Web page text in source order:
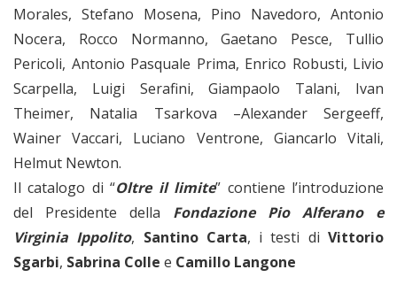
Morales, Stefano Mosena, Pino Navedoro, Antonio
Nocera, Rocco Normanno, Gaetano Pesce, Tullio
Pericoli, Antonio Pasquale Prima, Enrico Robusti, Livio
Scarpella, Luigi Serafini, Giampaolo Talani, Ivan
Theimer, Natalia Tsarkova –Alexander Sergeeff,
Wainer Vaccari, Luciano Ventrone, Giancarlo Vitali,
Helmut Newton.
Il catalogo di “Oltre il limite” contiene l’introduzione
del Presidente della Fondazione Pio Alferano e
Virginia Ippolito, Santino Carta, i testi diVittorio
Sgarbi, Sabrina Colle e Camillo Langone